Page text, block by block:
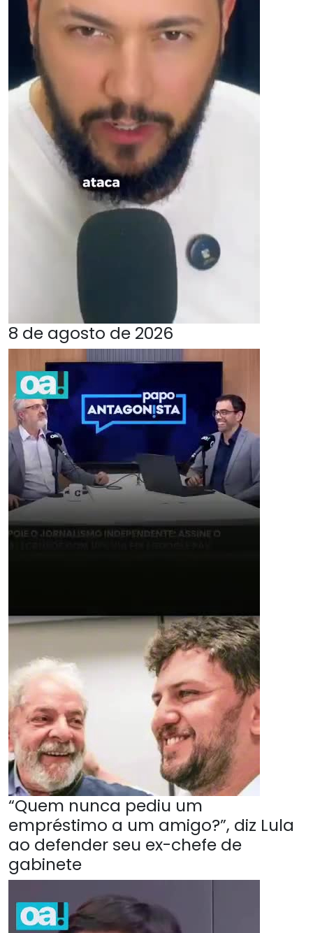
8 de agosto de 2026
“Quem nunca pediu um
empréstimo a um amigo?”, diz Lula
ao defender seu ex-chefe de
gabinete